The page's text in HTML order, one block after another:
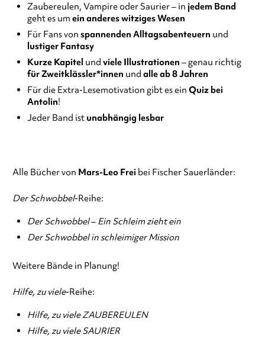
Zaubereulen, Vampire oder Saurier – in jedem Band
geht es um ein anderes witziges Wesen
Für Fans von spannenden Alltagsabenteuern und
lustiger Fantasy
Kurze Kapitel und viele Illustrationen –genau richtig
fürZweitklässler*innen und alle ab 8 Jahren
Für die Extra-Lesemotivation gibt es ein Quiz bei
Antolin!
Jeder Band ist unabhängig lesbar
Alle Bücher von Mars-Leo Freibei Fischer Sauerländer:
Der Schwobbel-Reihe:
Der Schwobbel – Ein Schleim zieht ein
Der Schwobbel in schleimiger Mission
Weitere Bände in Planung!
Hilfe, zu viele-Reihe:
Hilfe, zu viele ZAUBEREULEN
Hilfe, zu viele SAURIER